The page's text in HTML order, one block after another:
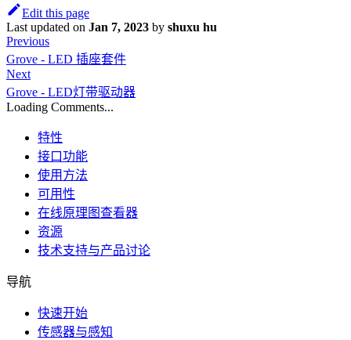
Edit this page
Last updated on Jan 7, 2023 by shuxu hu
Previous
Grove - LED 插座套件
Next
Grove - LED灯带驱动器
Loading Comments...
特性
接口功能
使用方法
可用性
在线原理图查看器
资源
技术支持与产品讨论
导航
快速开始
传感器与感知